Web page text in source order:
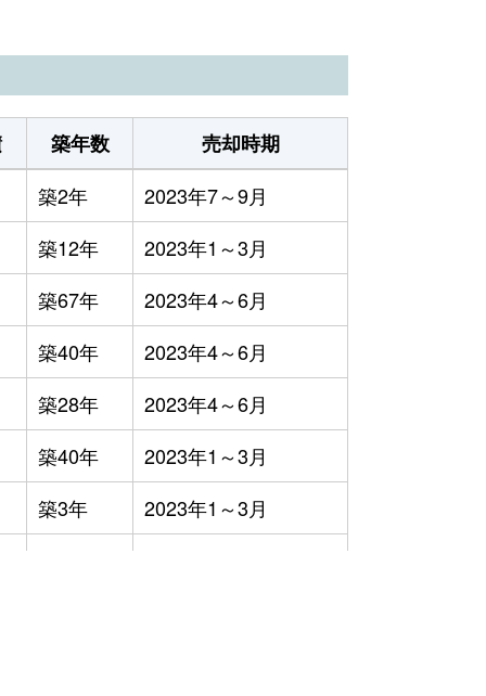
築年数
売却時期
築2年
2023年7～9月
築12年
2023年1～3月
築67年
2023年4～6月
築40年
2023年4～6月
築28年
2023年4～6月
築40年
2023年1～3月
築3年
2023年1～3月